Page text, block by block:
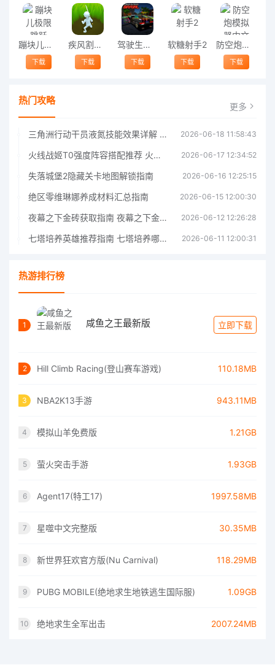
蹦块儿极限跳跃
下载
疾风割草手机版
下载
驾驶生活模拟器手机版
下载
软糖射手2
下载
防空炮模拟器中文版
下载
热门攻略 更多
三角洲行动干员液氮技能效果详解 三角洲行动干员液氮技能介绍 2026-06-18 11:58:43
火线战姬T0强度阵容搭配推荐 火线战姬T0强度阵容哪个好 2026-06-17 12:34:52
失落城堡2隐藏关卡地图解锁指南 2026-06-16 12:25:15
绝区零维琳娜养成材料汇总指南 2026-06-15 12:00:30
夜幕之下金砖获取指南 夜幕之下金砖获取方法 2026-06-12 12:26:28
七塔培养英雄推荐指南 七塔培养哪个英雄好 2026-06-11 12:00:31
热游排行榜
1 咸鱼之王最新版 立即下载
2 Hill Climb Racing(登山赛车游戏) 110.18MB
3 NBA2K13手游 943.11MB
4 模拟山羊免费版 1.21GB
5 萤火突击手游 1.93GB
6 Agent17(特工17) 1997.58MB
7 星噬中文完整版 30.35MB
8 新世界狂欢官方版(Nu Carnival) 118.29MB
9 PUBG MOBILE(绝地求生地铁逃生国际服) 1.09GB
10 绝地求生全军出击 2007.24MB